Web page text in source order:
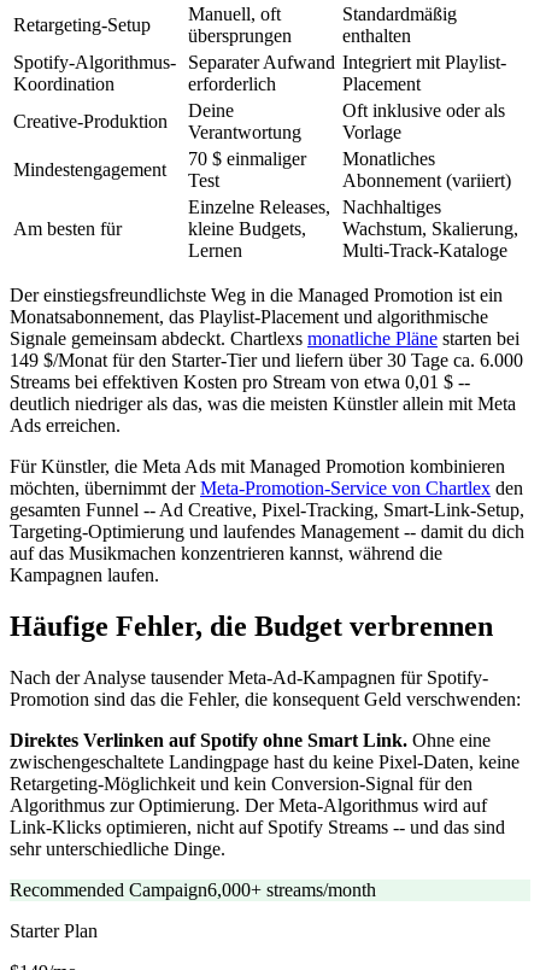
Retargeting-Setup
Manuell, oft
übersprungen
Standardmäßig
enthalten
Spotify-Algorithmus-
Koordination
Separater Aufwand
erforderlich
Integriert mit Playlist-
Placement
Creative-Produktion
Deine
Verantwortung
Oft inklusive oder als
Vorlage
Mindestengagement
70 $ einmaliger
Test
Monatliches
Abonnement (variiert)
Am besten für
Einzelne Releases,
kleine Budgets,
Lernen
Nachhaltiges
Wachstum, Skalierung,
Multi-Track-Kataloge
Der einstiegsfreundlichste Weg in die Managed Promotion ist ein
Monatsabonnement, das Playlist-Placement und algorithmische
Signale gemeinsam abdeckt. Chartlexs monatliche Pläne starten bei
149 $/Monat für den Starter-Tier und liefern über 30 Tage ca. 6.000
Streams bei effektiven Kosten pro Stream von etwa 0,01 $ --
deutlich niedriger als das, was die meisten Künstler allein mit Meta
Ads erreichen.
Für Künstler, die Meta Ads mit Managed Promotion kombinieren
möchten, übernimmt derMeta-Promotion-Service von Chartlex den
gesamten Funnel -- Ad Creative, Pixel-Tracking, Smart-Link-Setup,
Targeting-Optimierung und laufendes Management -- damit du dich
auf das Musikmachen konzentrieren kannst, während die
Kampagnen laufen.
Häufige Fehler, die Budget verbrennen
Nach der Analyse tausender Meta-Ad-Kampagnen für Spotify-
Promotion sind das die Fehler, die konsequent Geld verschwenden:
Direktes Verlinken auf Spotify ohne Smart Link. Ohne eine
zwischengeschaltete Landingpage hast du keine Pixel-Daten, keine
Retargeting-Möglichkeit und kein Conversion-Signal für den
Algorithmus zur Optimierung. Der Meta-Algorithmus wird auf
Link-Klicks optimieren, nicht auf Spotify Streams -- und das sind
sehr unterschiedliche Dinge.
Recommended Campaign6,000+ streams/month
StarterPlan